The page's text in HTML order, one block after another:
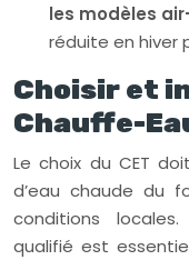
les modèles
réduite en hiver
Choisir et
Chauffe-
Le choix du CET
d’eau chaude du
conditions locales.
qualifié est